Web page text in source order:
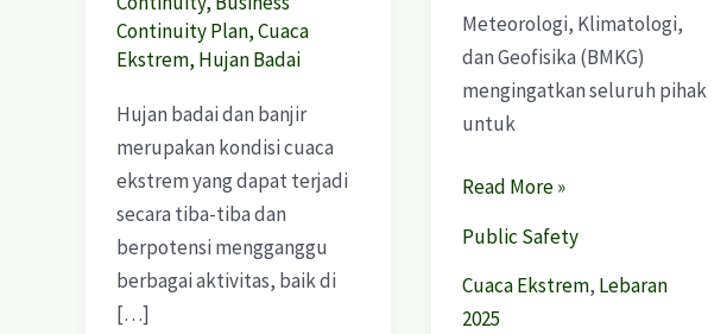
Continuity Plan,Cuaca
Ekstrem, Hujan Badai
Hujan badai dan banjir
merupakan kondisi cuaca
ekstrem yang dapat terjadi
secara tiba-tiba dan
berpotensi mengganggu
berbagai aktivitas, baik di
[…]
Meteorologi, Klimatologi,
dan Geofisika (BMKG)
mengingatkan seluruh pihak
untuk
Read More »
Public Safety
Cuaca Ekstrem, Lebaran
2025